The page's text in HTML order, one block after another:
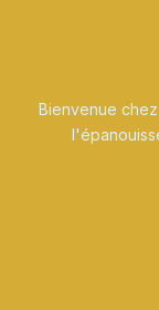
Bienvenue chez